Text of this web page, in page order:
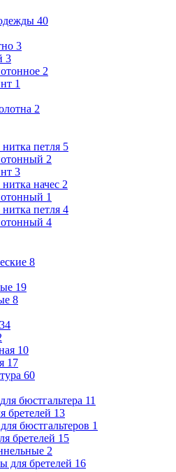
40
3
3
2
1
2
петля 5
2
3
начес 2
1
петля 4
4
8
19
8
34
10
17
60
бюстгальтера 11
бретелей 13
бюстгальтеров 1
бретелей 15
2
для бретелей 16